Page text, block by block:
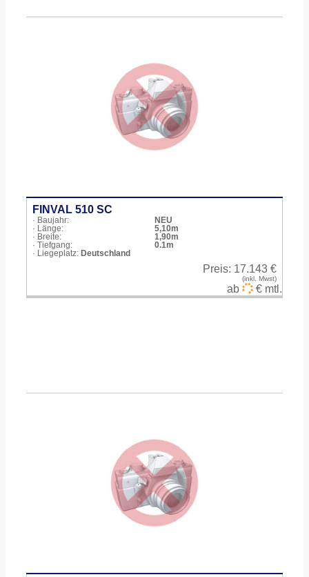
FINVAL 510 SC
· Baujahr:
NEU
· Länge:
5,10m
· Breite:
1,90m
· Tiefgang:
0.1m
· Liegeplatz: Deutschland
Preis: 17.143 €
(inkl. Mwst)
ab € mtl.